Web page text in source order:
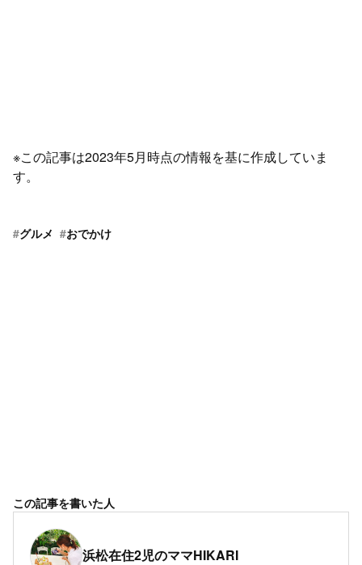
※この記事は2023年5月時点の情報を基に作成していま
す。
#グルメ #おでかけ
この記事を書いた人
浜松在住2児のママHIKARI